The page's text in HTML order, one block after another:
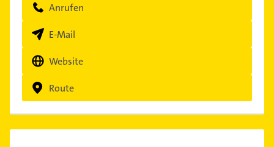
Anrufen
E-Mail
Website
Route